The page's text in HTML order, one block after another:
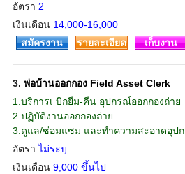
อัตรา 2
เงินเดือน 14,000-16,000
สมัครงาน รายละเอียด เก็บงาน
3. พ่อบ้านออกกอง Field Asset Clerk
1.บริการเ บิกยืม-คืน อุปกรณ์ออกกองถ่าย
2.ปฏิบัติงานออกกองถ่าย
3.ดูแล/ซ่อมแซม และทำความสะอาดอุปก
อัตราไม่ระบุ
เงินเดือน 9,000 ขึ้นไป